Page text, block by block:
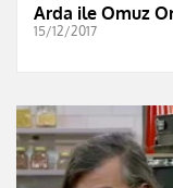
Arda ile Omuz
15/12/2017